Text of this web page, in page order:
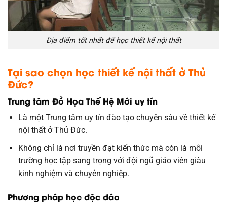
Địa điểm tốt nhất để học thiết kế nội thất
Tại sao chọn học thiết kế nội thất ở Thủ
Đức?
Trung tâm Đồ Họa Thế Hệ Mới uy tín
Là một Trung tâm uy tín đào tạo chuyên sâu về thiết kế
nội thất ở Thủ Đức.
Không chỉ là nơi truyền đạt kiến thức mà còn là môi
trường học tập sang trọng với đội ngũ giáo viên giàu
kinh nghiệm và chuyên nghiệp.
Phương pháp học độc đáo